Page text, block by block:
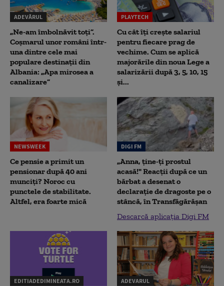
ADEVĂRUL
„Ne-am îmbolnăvit toți”.
Coșmarul unor români într-
una dintre cele mai
populare destinații din
Albania: „Apa mirosea a
canalizare”
PLAYTECH
Cu cât îți crește salariul
pentru fiecare prag de
vechime. Cum se aplică
majorările din noua Lege a
salarizării după 3, 5, 10, 15
și...
NEWSWEEK
Ce pensie a primit un
pensionar după 40 ani
munciți? Noroc cu
punctele de stabilitate.
Altfel, era foarte mică
DIGI FM
„Anna, ţine-ţi prostul
acasă!" Reacţii după ce un
bărbat a desenat o
declaraţie de dragoste pe o
stâncă, în Transfăgărăşan
Descarcă aplicația Digi FM
EDITIADEDIMINEATA.RO ADEVARUL